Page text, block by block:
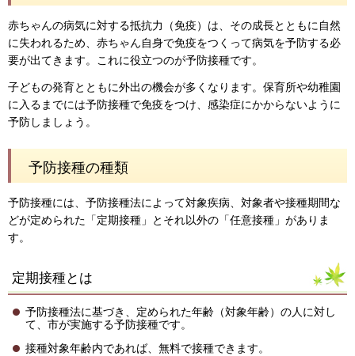
赤ちゃんの病気に対する抵抗力（免疫）は、その成長とともに自然
に失われるため、赤ちゃん自身で免疫をつくって病気を予防する必
要が出てきます。これに役立つのが予防接種です。
子どもの発育とともに外出の機会が多くなります。保育所や幼稚園
に入るまでには予防接種で免疫をつけ、感染症にかからないように
予防しましょう。
予防接種の種類
予防接種には、予防接種法によって対象疾病、対象者や接種期間な
どが定められた「定期接種」とそれ以外の「任意接種」がありま
す。
定期接種とは
予防接種法に基づき、定められた年齢（対象年齢）の人に対し
て、市が実施する予防接種です。
接種対象年齢内であれば、無料で接種できます。